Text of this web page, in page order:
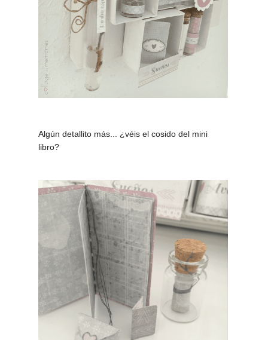
Algún detallito más... ¿véis el cosido del mini
libro?